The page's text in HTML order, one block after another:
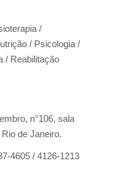
/
/ Psicologia /
/ Reabilitação
n°106, sala
de Janeiro.
4605 / 4126-1213